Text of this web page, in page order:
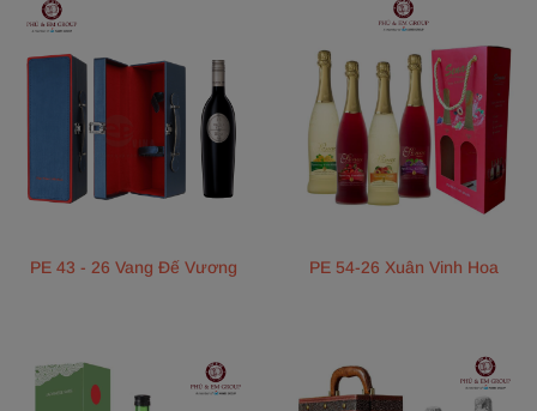
PE 43 - 26 Vang Đế Vương PE 54-26 Xuân Vinh Hoa